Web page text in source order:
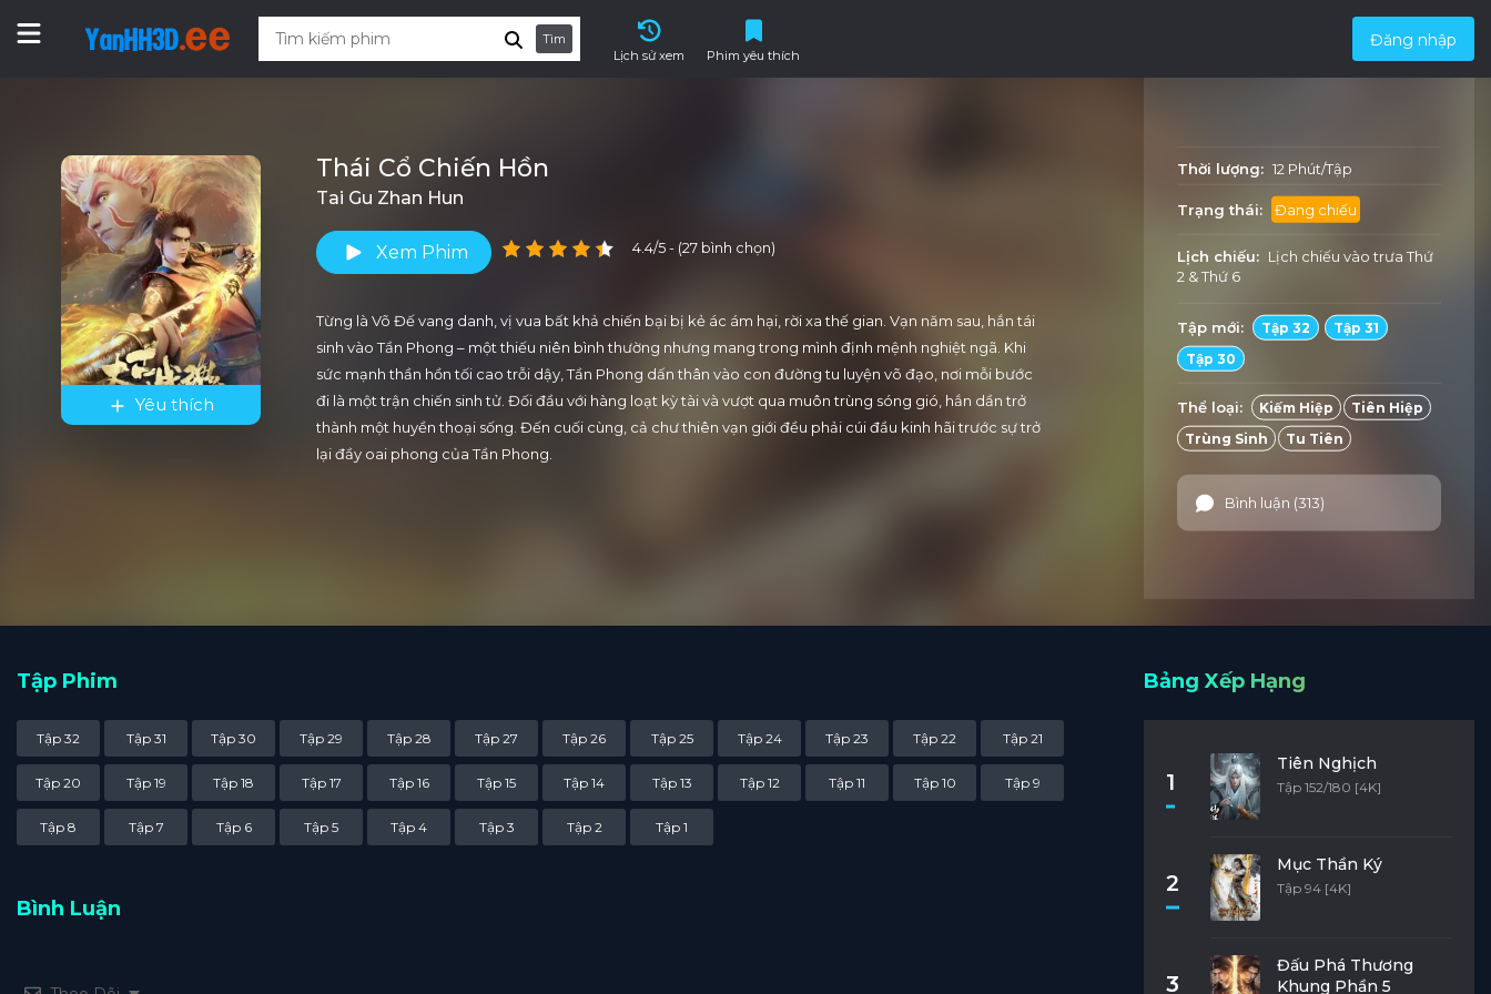
Tìm
Lịch sử xem
Phim yêu thích
Đăng nhập
Yêu thích
Thái Cổ Chiến Hồn
Tai Gu Zhan Hun
Xem Phim 4.4/5 - (27 bình chọn)
Từng là Võ Đế vang danh, vị vua bất khả chiến bại bị kẻ ác ám hại, rời xa thế gian. Vạn năm sau, hắn tái
sinh vào Tần Phong – một thiếu niên bình thường nhưng mang trong mình định mệnh nghiệt ngã. Khi
sức mạnh thần hồn tối cao trỗi dậy, Tần Phong dấn thân vào con đường tu luyện võ đạo, nơi mỗi bước
đi là một trận chiến sinh tử. Đối đầu với hàng loạt kỳ tài và vượt qua muôn trùng sóng gió, hắn dần trở
thành một huyền thoại sống. Đến cuối cùng, cả chư thiên vạn giới đều phải cúi đầu kinh hãi trước sự trở
lại đầy oai phong của Tần Phong.
Thời lượng: 12 Phút/Tập
Trạng thái: Đang chiếu
Lịch chiếu: Lịch chiếu vào trưa Thứ
2 &Thứ 6
Tập mới: Tập 32
Tập 31
Tập 30
Thể loại: Kiếm Hiệp
Tiên Hiệp
Trùng Sinh
Tu Tiên
Bình luận (313)
Tập Phim
Tập 32 Tập 31 Tập 30 Tập 29 Tập 28 Tập 27 Tập 26 Tập 25 Tập 24 Tập 23 Tập 22 Tập 21
Tập 20 Tập 19 Tập 18 Tập 17 Tập 16 Tập 15 Tập 14 Tập 13 Tập 12 Tập 11 Tập 10 Tập 9
Tập 8 Tập 7 Tập 6 Tập 5 Tập 4 Tập 3 Tập 2 Tập 1
Bình Luận
Bảng Xếp Hạng
1
Tiên Nghịch
Tập 152/180 [4K]
2
Mục Thần Ký
Tập 94 [4K]
3
Đấu Phá Thương
Khung Phần 5